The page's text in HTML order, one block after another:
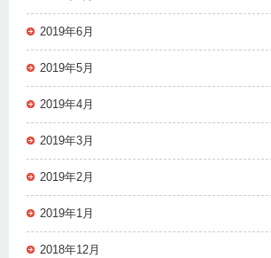
2019年6月
2019年5月
2019年4月
2019年3月
2019年2月
2019年1月
2018年12月